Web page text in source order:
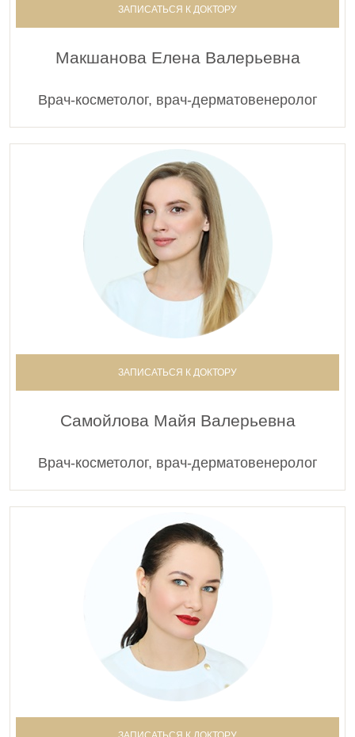
ЗАПИСАТЬСЯ К ДОКТОРУ
Макшанова Елена Валерьевна
Врач-косметолог, врач-дерматовенеролог
ЗАПИСАТЬСЯ К ДОКТОРУ
Самойлова Майя Валерьевна
Врач-косметолог, врач-дерматовенеролог